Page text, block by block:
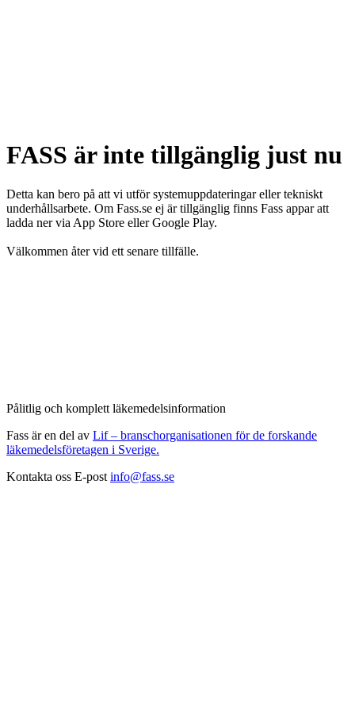
FASS är inte tillgänglig just nu
Detta kan bero på att vi utför systemuppdateringar eller tekniskt
underhållsarbete. Om Fass.se ej är tillgänglig finns Fass appar att
ladda ner via App Store eller Google Play.
Välkommen åter vid ett senare tillfälle.
Pålitlig och komplett läkemedelsinformation
Fass är en del av Lif – branschorganisationen för de forskande
läkemedelsföretagen i Sverige.
Kontakta oss E-post info@fass.se